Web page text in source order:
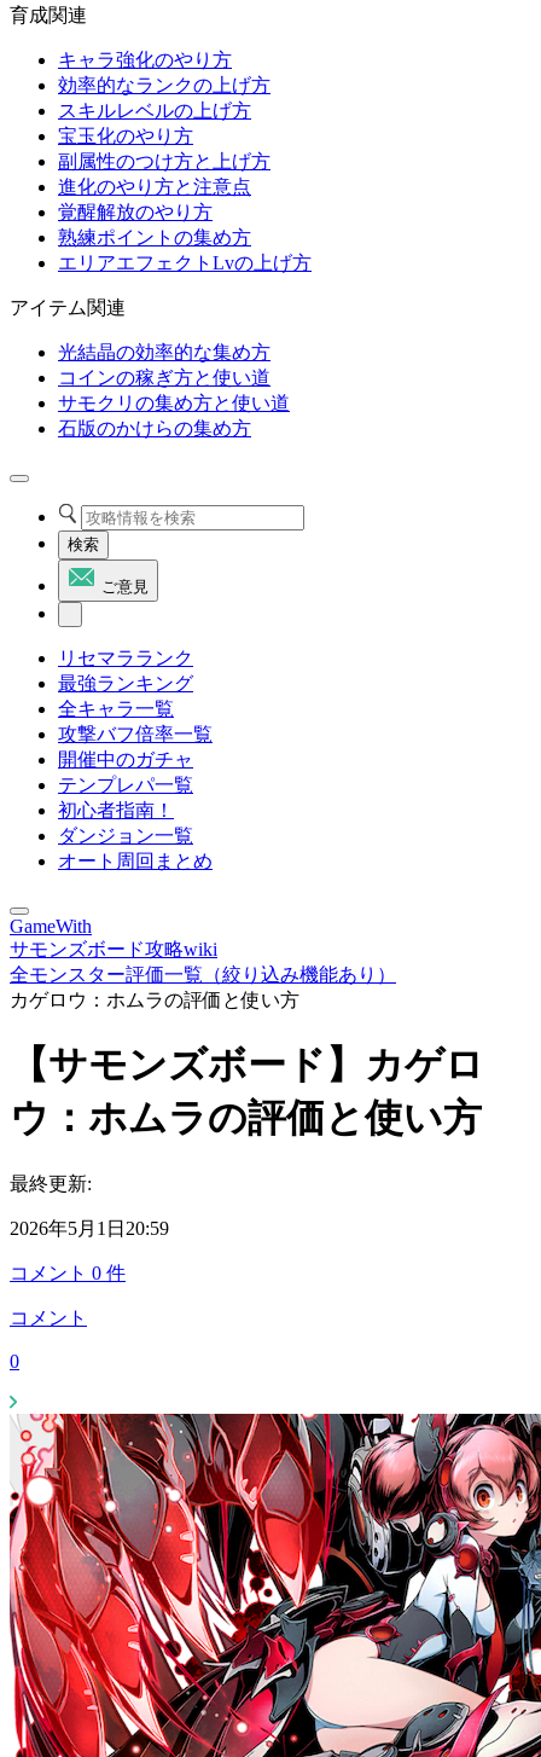
育成関連
キャラ強化のやり方
効率的なランクの上げ方
スキルレベルの上げ方
宝玉化のやり方
副属性のつけ方と上げ方
進化のやり方と注意点
覚醒解放のやり方
熟練ポイントの集め方
エリアエフェクトLvの上げ方
アイテム関連
光結晶の効率的な集め方
コインの稼ぎ方と使い道
サモクリの集め方と使い道
石版のかけらの集め方
検索
ご意見
リセマラランク
最強ランキング
全キャラ一覧
攻撃バフ倍率一覧
開催中のガチャ
テンプレパ一覧
初心者指南！
ダンジョン一覧
オート周回まとめ
GameWith
サモンズボード攻略wiki
全モンスター評価一覧（絞り込み機能あり）
カゲロウ：ホムラの評価と使い方
【サモンズボード】カゲロ
ウ：ホムラの評価と使い方
最終更新:
2026年5月1日20:59
コメント 0 件
コメント
0